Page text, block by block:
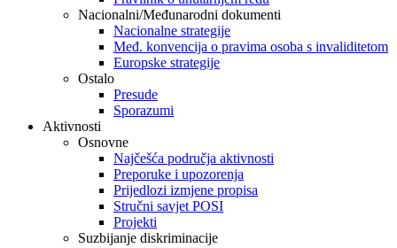
Nacionalni/Međunarodni dokumenti
Nacionalne strategije
Međ. konvencija o pravima osoba s invaliditetom
Europske strategije
Ostalo
Presude
Sporazumi
Aktivnosti
Osnovne
Najčešća područja aktivnosti
Preporuke i upozorenja
Prijedlozi izmjene propisa
Stručni savjet POSI
Projekti
Suzbijanje diskriminacije